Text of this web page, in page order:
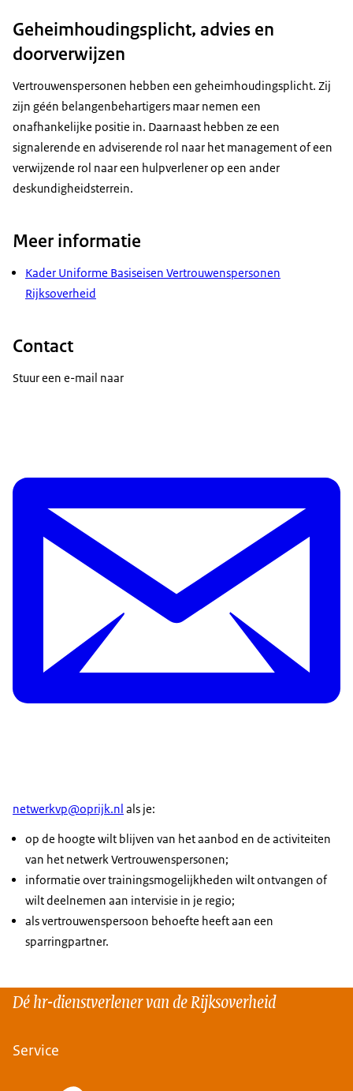
Geheimhoudingsplicht, advies en
doorverwijzen
Vertrouwenspersonen hebben een geheimhoudingsplicht. Zij
zijn géén belangenbehartigers maar nemen een
onafhankelijke positie in. Daarnaast hebben ze een
signalerende en adviserende rol naar het management of een
verwijzende rol naar een hulpverlener op een ander
deskundigheidsterrein.
Meer informatie
Kader Uniforme Basiseisen Vertrouwenspersonen
Rijksoverheid
Contact
Stuur een e-mail naar
netwerkvp@oprijk.nl als je:
op de hoogte wilt blijven van het aanbod en de activiteiten
van het netwerk Vertrouwenspersonen;
informatie over trainingsmogelijkheden wilt ontvangen of
wilt deelnemen aan intervisie in je regio;
als vertrouwenspersoon behoefte heeft aan een
sparringpartner.
Dé hr-dienstverlener van de Rijksoverheid
Service